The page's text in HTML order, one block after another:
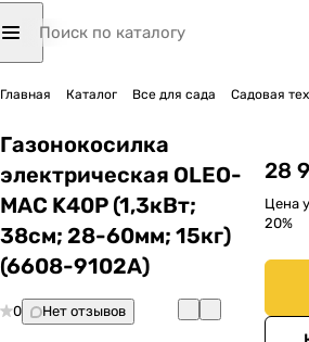
Главная Каталог Все для сада Садовая
Газонокосилка
электрическая OLEO-
MAC K40P (1,3кВт;
38cм; 28-60мм; 15кг)
(6608-9102A)
0 Нет отзывов
28
Цена
20%